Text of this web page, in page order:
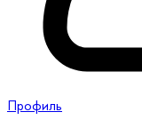
Профиль